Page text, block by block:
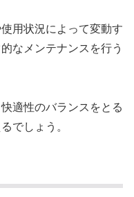
用状況によって変動す
なメンテナンスを行う
適性のバランスをとる
でしょう。